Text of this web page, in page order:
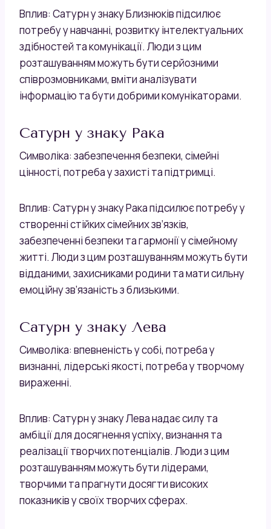
Вплив: Сатурн у знаку Близнюків підсилює
потребу у навчанні, розвитку інтелектуальних
здібностей та комунікації. Люди з цим
розташуванням можуть бути серйозними
співрозмовниками, вміти аналізувати
інформацію та бути добрими комунікаторами.
Сатурн у знаку Рака
Символіка: забезпечення безпеки, сімейні
цінності, потреба у захисті та підтримці.
Вплив: Сатурн у знаку Рака підсилює потребу у
створенні стійких сімейних зв’язків,
забезпеченні безпеки та гармонії у сімейному
житті. Люди з цим розташуванням можуть бути
відданими, захисниками родини та мати сильну
емоційну зв’язаність з близькими.
Сатурн у знаку Лева
Символіка: впевненість у собі, потреба у
визнанні, лідерські якості, потреба у творчому
вираженні.
Вплив: Сатурн у знаку Лева надає силу та
амбіції для досягнення успіху, визнання та
реалізації творчих потенціалів. Люди з цим
розташуванням можуть бути лідерами,
творчими та прагнути досягти високих
показників у своїх творчих сферах.